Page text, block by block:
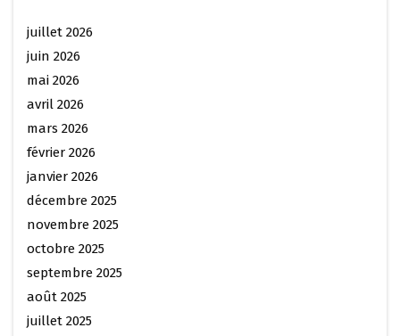
juillet 2026
juin 2026
mai 2026
avril 2026
mars 2026
février 2026
janvier 2026
décembre 2025
novembre 2025
octobre 2025
septembre 2025
août 2025
juillet 2025